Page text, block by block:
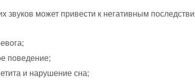
звуков может привести к негативным
поведение;
и нарушение сна;